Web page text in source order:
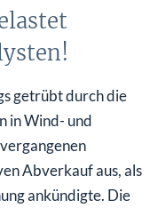
getrübt durch die
in Wind- und
Abverkauf aus, als
ankündigte. Die